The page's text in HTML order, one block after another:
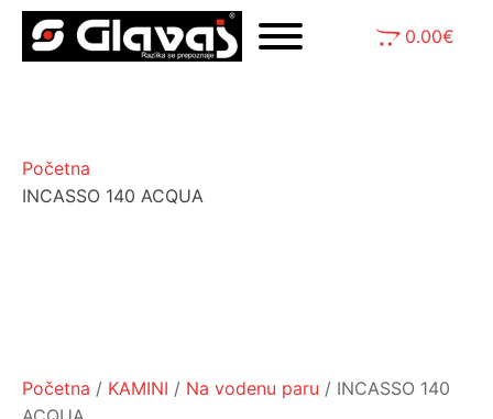
0.00€
Početna
INCASSO 140 ACQUA
Početna / KAMINI / Na vodenu paru / INCASSO 140